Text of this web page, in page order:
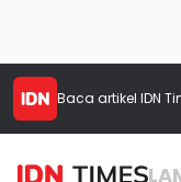
Baca artikel IDN